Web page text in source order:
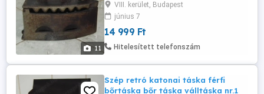
11
cm., súlyos szép darab 3,3 kg. Valószínű
a gyalázatos trianoni diktátum után
készült, "Cluj" felirat (utolsó képen).
Olvasd végig figyelmesen a leírást, nézd a
VIII. kerület, Budapest
június 7
14 999 Ft
Hitelesített telefonszám
Szép retró katonai táska férfi
bőrtáska bőr táska válltáska nr.1